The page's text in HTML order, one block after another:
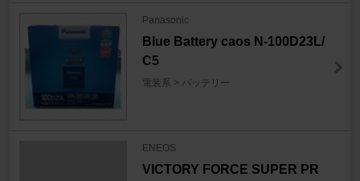
Panasonic
Blue Battery caos N-100D23L/
C5
電装系 > バッテリー
ENEOS
VICTORY FORCE SUPER PR